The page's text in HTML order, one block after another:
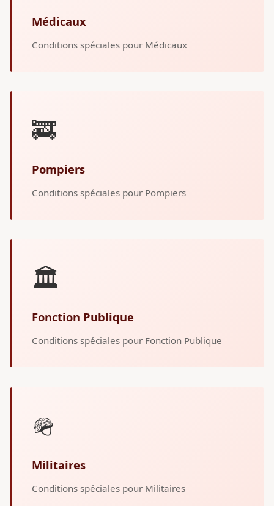
Médicaux
Conditions spéciales pour Médicaux
🚒
Pompiers
Conditions spéciales pour Pompiers
🏛️
Fonction Publique
Conditions spéciales pour Fonction Publique
🪖
Militaires
Conditions spéciales pour Militaires